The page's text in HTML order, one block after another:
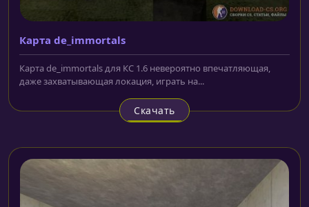
Карта de_immortals
Карта de_immortals для КС 1.6 невероятно впечатляющая,
даже захватывающая локация, играть на...
Скачать